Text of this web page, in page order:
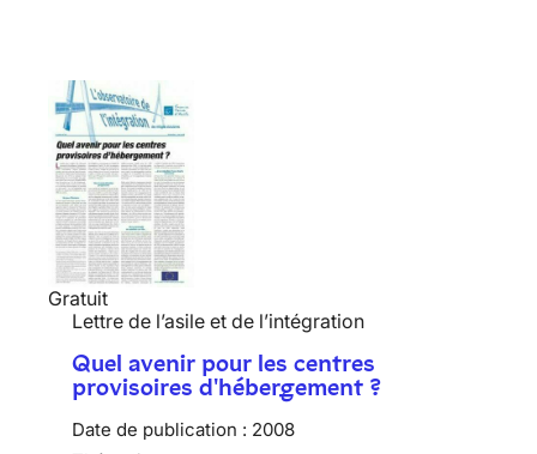
Gratuit
Lettre de l’asile et de l’intégration
Quel avenir pour les centres
provisoires d'hébergement ?
Date de publication : 2008